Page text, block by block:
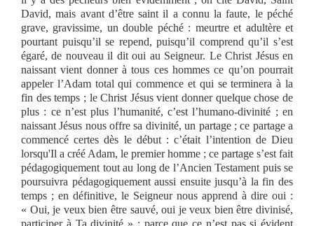
David, mais avant d’être saint il a connu la faute, le péché
grave, gravissime, un double péché : meurtre et adultère et
pourtant puisqu’il se repend, puisqu’il comprend qu’il s’est
égaré, de nouveau il dit oui au Seigneur. Le Christ Jésus en
naissant vient donner à tous ces hommes ce qu’on pourrait
appeler l’Adam total qui commence et qui se terminera à la
fin des temps ; le Christ Jésus vient donner quelque chose de
plus : ce n’est plus l’humanité, c’est l’humano-divinité ; en
naissant Jésus nous offre sa divinité, un partage ; ce partage a
commencé certes dès le début : c’était l’intention de Dieu
lorsqu'Il a créé Adam, le premier homme ; ce partage s’est fait
pédagogiquement tout au long de l’Ancien Testament puis se
poursuivra pédagogiquement aussi ensuite jusqu’à la fin des
temps ; en définitive, le Seigneur nous apprend à dire oui :
« Oui, je veux bien être sauvé, oui je veux bien être divinisé,
participer à Ta divinité » ; parce que ce n’est pas si évident